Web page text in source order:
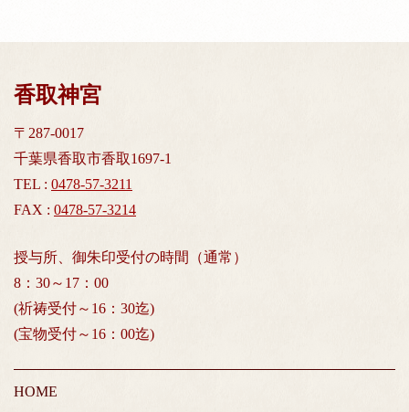
香取神宮
〒287-0017
千葉県香取市香取1697-1
TEL : 0478-57-3211
FAX : 0478-57-3214
授与所、御朱印受付の時間（通常）
8：30～17：00
(祈祷受付～16：30迄)
(宝物受付～16：00迄)
HOME